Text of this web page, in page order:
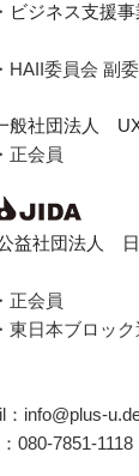
ビジネス支援
会 副委
般社団法人
員
益社団法人 日
員
ロック運
7851-1118